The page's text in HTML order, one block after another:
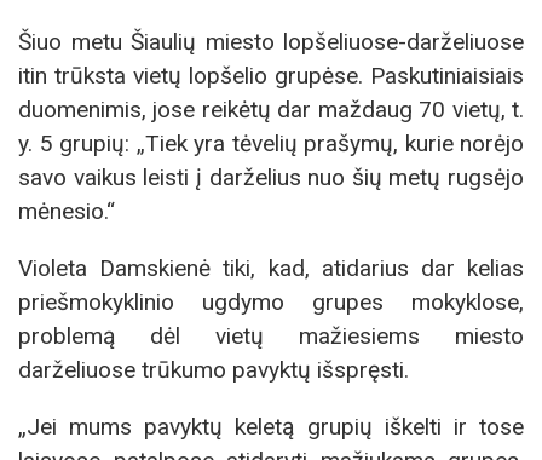
Šiuo metu Šiaulių miesto lopšeliuose-darželiuose
itin trūksta vietų lopšelio grupėse. Paskutiniaisiais
duomenimis, jose reikėtų dar maždaug 70 vietų, t.
y. 5 grupių: „Tiek yra tėvelių prašymų, kurie norėjo
savo vaikus leisti į darželius nuo šių metų rugsėjo
mėnesio.“
Violeta Damskienė tiki, kad, atidarius dar kelias
priešmokyklinio ugdymo grupes mokyklose,
problemą dėl vietų mažiesiems miesto
darželiuose trūkumo pavyktų išspręsti.
„Jei mums pavyktų keletą grupių iškelti ir tose